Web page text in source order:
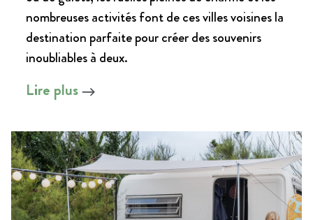
nombreuses activités font de ces villes voisines la
destination parfaite pour créer des souvenirs
inoubliables à deux.
Lire plus